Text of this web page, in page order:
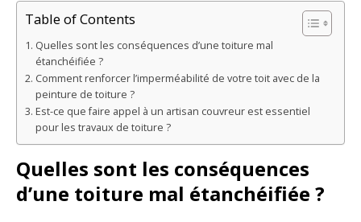
Table of Contents
Quelles sont les conséquences d’une toiture mal
étanchéifiée ?
Comment renforcer l’imperméabilité de votre toit avec de la
peinture de toiture ?
Est-ce que faire appel à un artisan couvreur est essentiel
pour les travaux de toiture ?
Quelles sont les conséquences
d’une toiture mal étanchéifiée ?